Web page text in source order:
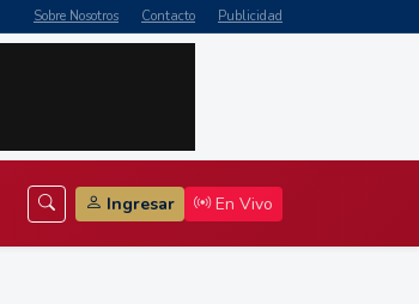
Sobre Nosotros Contacto Publicidad
Ingresar En Vivo